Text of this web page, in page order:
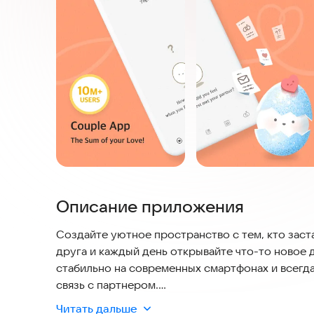
Описание приложения
Создайте уютное пространство с тем, кто
друга и каждый день открывайте что-то
стабильно на современных смартфонах и
связь с партнером.
Читать дальше